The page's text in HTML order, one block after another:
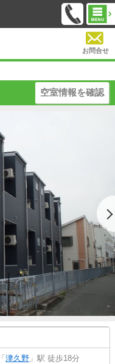
お問合せ
空室情報を確認
「 津久野 」駅 徒歩18分